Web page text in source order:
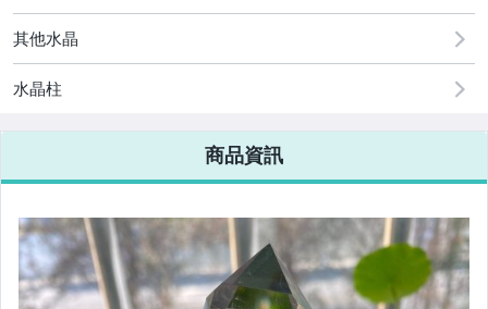
其他水晶
水晶柱
商品資訊